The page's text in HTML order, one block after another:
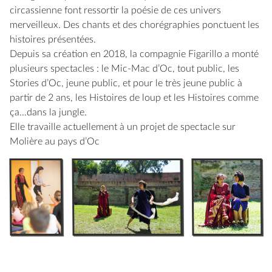
circassienne font ressortir la poésie de ces univers
merveilleux. Des chants et des chorégraphies ponctuent les
histoires présentées.
Depuis sa création en 2018, la compagnie Figarillo a monté
plusieurs spectacles : le Mic-Mac d’Oc, tout public, les
Stories d’Oc, jeune public, et pour le très jeune public à
partir de 2 ans, les Histoires de loup et les Histoires comme
ça…dans la jungle.
Elle travaille actuellement à un projet de spectacle sur
Molière au pays d’Oc